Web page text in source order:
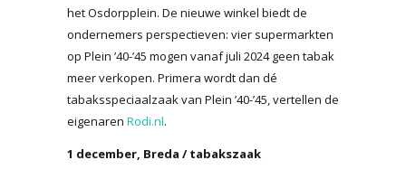
het Osdorpplein. De nieuwe winkel biedt de
ondernemers perspectieven: vier supermarkten
op Plein ’40-’45 mogen vanaf juli 2024 geen tabak
meer verkopen. Primera wordt dan dé
tabaksspeciaalzaak van Plein ’40-’45, vertellen de
eigenaren Rodi.nl.
1 december, Breda / tabakszaak